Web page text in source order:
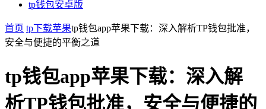
tp钱包安卓版
首页 tp下载苹果tp钱包app苹果下载：深入解析TP钱包批准，
安全与便捷的平衡之道
tp钱包app苹果下载：深入解
析TP钱包批准，安全与便捷的